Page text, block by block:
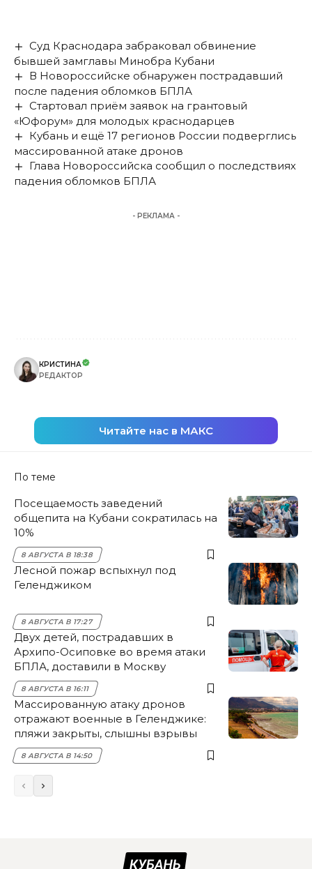
Суд Краснодара забраковал обвинение
бывшей замглавы Минобра Кубани
В Новороссийске обнаружен пострадавший
после падения обломков БПЛА
Стартовал приём заявок на грантовый
«Юфорум» для молодых краснодарцев
Кубань и ещё 17 регионов России подверглись
массированной атаке дронов
Глава Новороссийска сообщил о последствиях
падения обломков БПЛА
- РЕКЛАМА -
КРИСТИНА
РЕДАКТОР
Читайте нас в МАКС
По теме
Посещаемость заведений
общепита на Кубани сократилась на
10%
8 АВГУСТА В 18:38
Лесной пожар вспыхнул под
Геленджиком
8 АВГУСТА В 17:27
Двух детей, пострадавших в
Архипо-Осиповке во время атаки
БПЛА, доставили в Москву
8 АВГУСТА В 16:11
Массированную атаку дронов
отражают военные в Геленджике:
пляжи закрыты, слышны взрывы
8 АВГУСТА В 14:50